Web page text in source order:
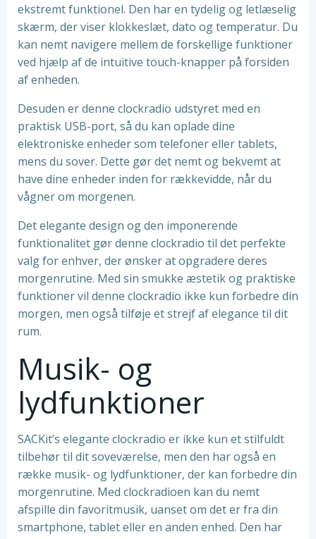
ekstremt funktionel. Den har en tydelig og letlæselig
skærm, der viser klokkeslæt, dato og temperatur. Du
kan nemt navigere mellem de forskellige funktioner
ved hjælp af de intuitive touch-knapper på forsiden
af ​​enheden.
Desuden er denne clockradio udstyret med en
praktisk USB-port, så du kan oplade dine
elektroniske enheder som telefoner eller tablets,
mens du sover. Dette gør det nemt og bekvemt at
have dine enheder inden for rækkevidde, når du
vågner om morgenen.
Det elegante design og den imponerende
funktionalitet gør denne clockradio til det perfekte
valg for enhver, der ønsker at opgradere deres
morgenrutine. Med sin smukke æstetik og praktiske
funktioner vil denne clockradio ikke kun forbedre din
morgen, men også tilføje et strejf af elegance til dit
rum.
Musik- og
lydfunktioner
SACKit’s elegante clockradio er ikke kun et stilfuldt
tilbehør til dit soveværelse, men den har også en
række musik- og lydfunktioner, der kan forbedre din
morgenrutine. Med clockradioen kan du nemt
afspille din favoritmusik, uanset om det er fra din
smartphone, tablet eller en anden enhed. Den har